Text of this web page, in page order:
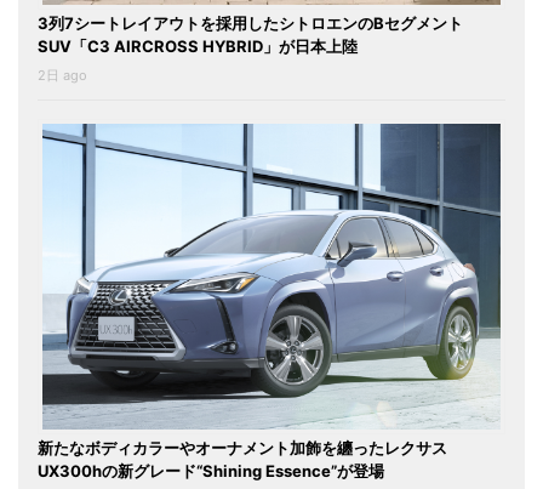
3列7シートレイアウトを採用したシトロエンのBセグメント
SUV「C3 AIRCROSS HYBRID」が日本上陸
2日 ago
新たなボディカラーやオーナメント加飾を纏ったレクサス
UX300hの新グレード“Shining Essence”が登場